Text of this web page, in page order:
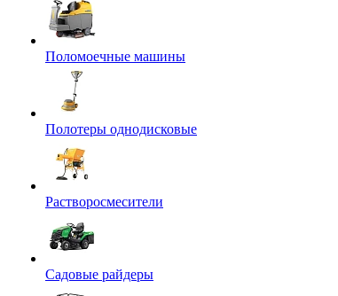
Поломоечные машины
Полотеры однодисковые
Растворосмесители
Садовые райдеры